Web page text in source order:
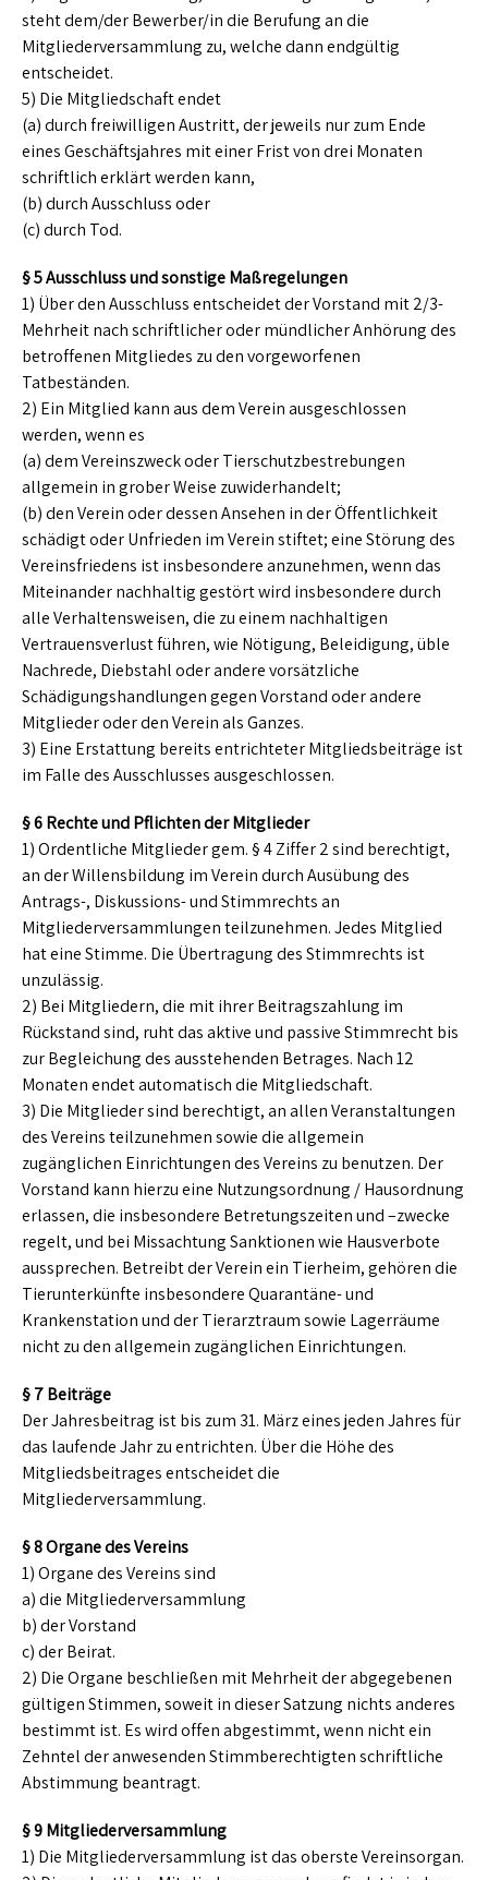
steht dem/der Bewerber/in die Berufung an die
Mitgliederversammlung zu, welche dann endgültig
entscheidet.
5) Die Mitgliedschaft endet
(a) durch freiwilligen Austritt, der jeweils nur zum Ende
eines Geschäftsjahres mit einer Frist von drei Monaten
schriftlich erklärt werden kann,
(b) durch Ausschluss oder
(c) durch Tod.
§ 5 Ausschluss und sonstige Maßregelungen
1) Über den Ausschluss entscheidet der Vorstand mit 2/3-
Mehrheit nach schriftlicher oder mündlicher Anhörung des
betroffenen Mitgliedes zu den vorgeworfenen
Tatbeständen.
2) Ein Mitglied kann aus dem Verein ausgeschlossen
werden, wenn es
(a) dem Vereinszweck oder Tierschutzbestrebungen
allgemein in grober Weise zuwiderhandelt;
(b) den Verein oder dessen Ansehen in der Öffentlichkeit
schädigt oder Unfrieden im Verein stiftet; eine Störung des
Vereinsfriedens ist insbesondere anzunehmen, wenn das
Miteinander nachhaltig gestört wird insbesondere durch
alle Verhaltensweisen, die zu einem nachhaltigen
Vertrauensverlust führen, wie Nötigung, Beleidigung, üble
Nachrede, Diebstahl oder andere vorsätzliche
Schädigungshandlungen gegen Vorstand oder andere
Mitglieder oder den Verein als Ganzes.
3) Eine Erstattung bereits entrichteter Mitgliedsbeiträge ist
im Falle des Ausschlusses ausgeschlossen.
§ 6 Rechte und Pflichten der Mitglieder
1) Ordentliche Mitglieder gem. § 4 Ziffer 2 sind berechtigt,
an der Willensbildung im Verein durch Ausübung des
Antrags-, Diskussions- und Stimmrechts an
Mitgliederversammlungen teilzunehmen. Jedes Mitglied
hat eine Stimme. Die Übertragung des Stimmrechts ist
unzulässig.
2) Bei Mitgliedern, die mit ihrer Beitragszahlung im
Rückstand sind, ruht das aktive und passive Stimmrecht bis
zur Begleichung des ausstehenden Betrages. Nach 12
Monaten endet automatisch die Mitgliedschaft.
3) Die Mitglieder sind berechtigt, an allen Veranstaltungen
des Vereins teilzunehmen sowie die allgemein
zugänglichen Einrichtungen des Vereins zu benutzen. Der
Vorstand kann hierzu eine Nutzungsordnung / Hausordnung
erlassen, die insbesondere Betretungszeiten und –zwecke
regelt, und bei Missachtung Sanktionen wie Hausverbote
aussprechen. Betreibt der Verein ein Tierheim, gehören die
Tierunterkünfte insbesondere Quarantäne- und
Krankenstation und der Tierarztraum sowie Lagerräume
nicht zu den allgemein zugänglichen Einrichtungen.
§ 7 Beiträge
Der Jahresbeitrag ist bis zum 31. März eines jeden Jahres für
das laufende Jahr zu entrichten. Über die Höhe des
Mitgliedsbeitrages entscheidet die
Mitgliederversammlung.
§ 8 Organe des Vereins
1) Organe des Vereins sind
a) die Mitgliederversammlung
b) der Vorstand
c) der Beirat.
2) Die Organe beschließen mit Mehrheit der abgegebenen
gültigen Stimmen, soweit in dieser Satzung nichts anderes
bestimmt ist. Es wird offen abgestimmt, wenn nicht ein
Zehntel der anwesenden Stimmberechtigten schriftliche
Abstimmung beantragt.
§ 9 Mitgliederversammlung
1) Die Mitgliederversammlung ist das oberste Vereinsorgan.